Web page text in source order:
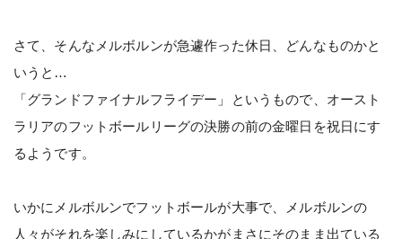
さて、そんなメルボルンが急遽作った休日、どんなものかと
いうと…
「グランドファイナルフライデー」というもので、オースト
ラリアのフットボールリーグの決勝の前の金曜日を祝日にす
るようです。
いかにメルボルンでフットボールが大事で、メルボルンの
人々がそれを楽しみにしているかがまさにそのまま出ている